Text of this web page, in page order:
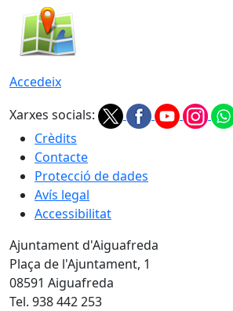
Accedeix
Xarxes socials:
Crèdits
Contacte
Protecció de dades
Avís legal
Accessibilitat
Ajuntament d'Aiguafreda
Plaça de l'Ajuntament, 1
08591 Aiguafreda
Tel. 938 442 253